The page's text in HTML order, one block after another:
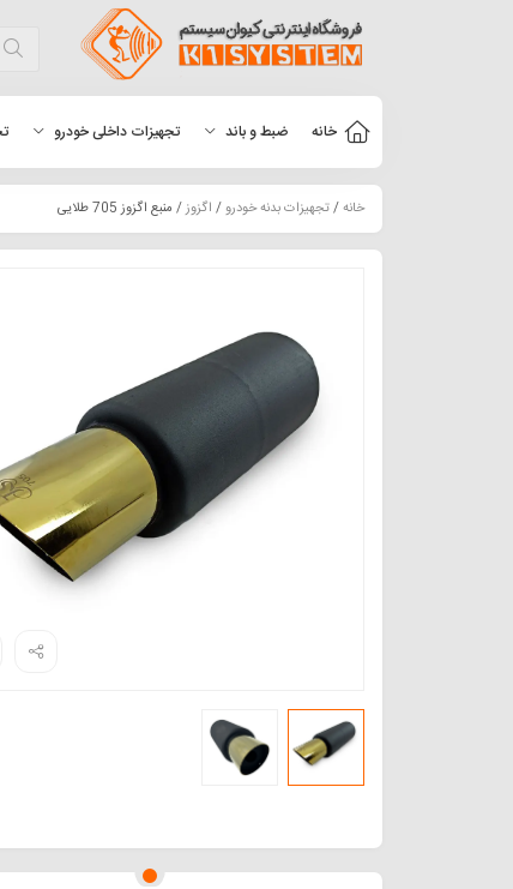
خانه ضبط و باند تجهیزات داخلی خودرو
خانه/تجهیزات بدنه خودرو/ اگزوز/ منبع اگزوز 705 طلایی